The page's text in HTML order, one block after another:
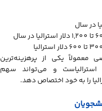
معمولاً یکی از پرهزینه‌ترین
و می‌تواند سهم
را به خود اختصاص دهد.